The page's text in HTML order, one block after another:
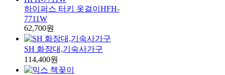
하이퍼스 터키 옷걸이HFH-
7711W
62,700원
SH 화장대,기숙사가구
114,400원